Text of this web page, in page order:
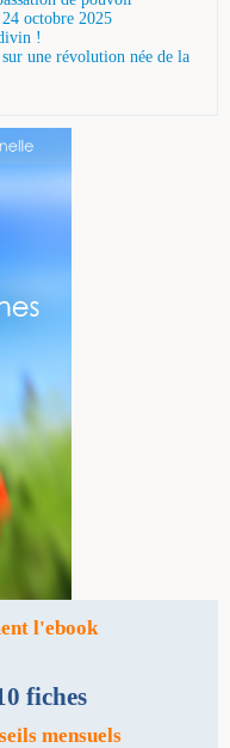
octobre 2025
!
une révolution née de la
l'ebook
fiches
mensuels